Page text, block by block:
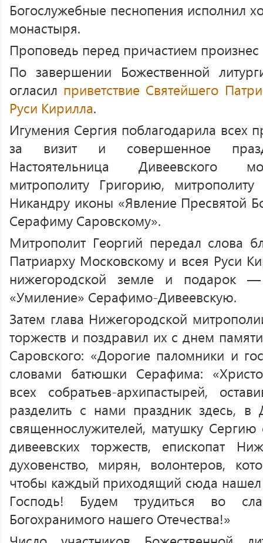
Богослужебные песнопения исполнил
монастыря.
Проповедь перед причастием
По завершении Божественной
огласил приветствие Святейшего
Руси Кирилла.
Игумения Сергия поблагодарила всех
за визит и совершенное
Настоятельница Дивеевского
митрополиту Григорию,
Никандру иконы «Явление Пресвятой
Серафиму Саровскому».
Митрополит Георгий передал слова
Патриарху Московскому и всея Руси
нижегородской земле и подарок
«Умиление» Серафимо-Дивеевскую.
Затем глава Нижегородской
торжеств и поздравил их с днем
Саровского: «Дорогие паломники и
словами батюшки Серафима:
всех собратьев-архипастырей,
разделить с нами праздник здесь, в
священнослужителей, матушку Сергию
дивеевских торжеств, епископат
духовенство, мирян, волонтеров,
чтобы каждый приходящий сюда нашел
Господь! Будем трудиться во
Богохранимого нашего Отечества!»